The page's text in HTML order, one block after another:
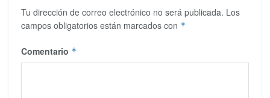
Tu dirección de correo electrónico no será publicada. Los
campos obligatorios están marcados con *
Comentario *